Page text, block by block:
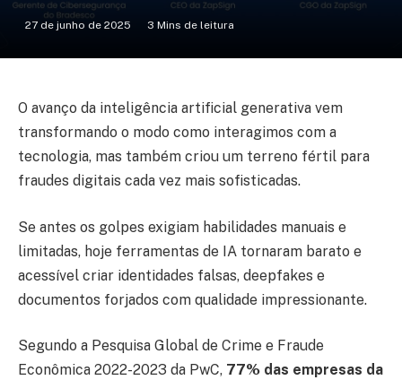
27 de junho de 2025 3 Mins de leitura
O avanço da inteligência artificial generativa vem
transformando o modo como interagimos com a
tecnologia, mas também criou um terreno fértil para
fraudes digitais cada vez mais sofisticadas.
Se antes os golpes exigiam habilidades manuais e
limitadas, hoje ferramentas de IA tornaram barato e
acessível criar identidades falsas, deepfakes e
documentos forjados com qualidade impressionante.
Segundo a Pesquisa Global de Crime e Fraude
Econômica 2022-2023 da PwC, 77% das empresas da